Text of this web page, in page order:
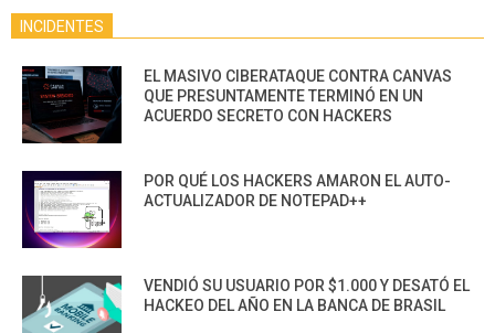
INCIDENTES
EL MASIVO CIBERATAQUE CONTRA CANVAS
QUE PRESUNTAMENTE TERMINÓ EN UN
ACUERDO SECRETO CON HACKERS
POR QUÉ LOS HACKERS AMARON EL AUTO-
ACTUALIZADOR DE NOTEPAD++
VENDIÓ SU USUARIO POR $1.000 Y DESATÓ EL
HACKEO DEL AÑO EN LA BANCA DE BRASIL